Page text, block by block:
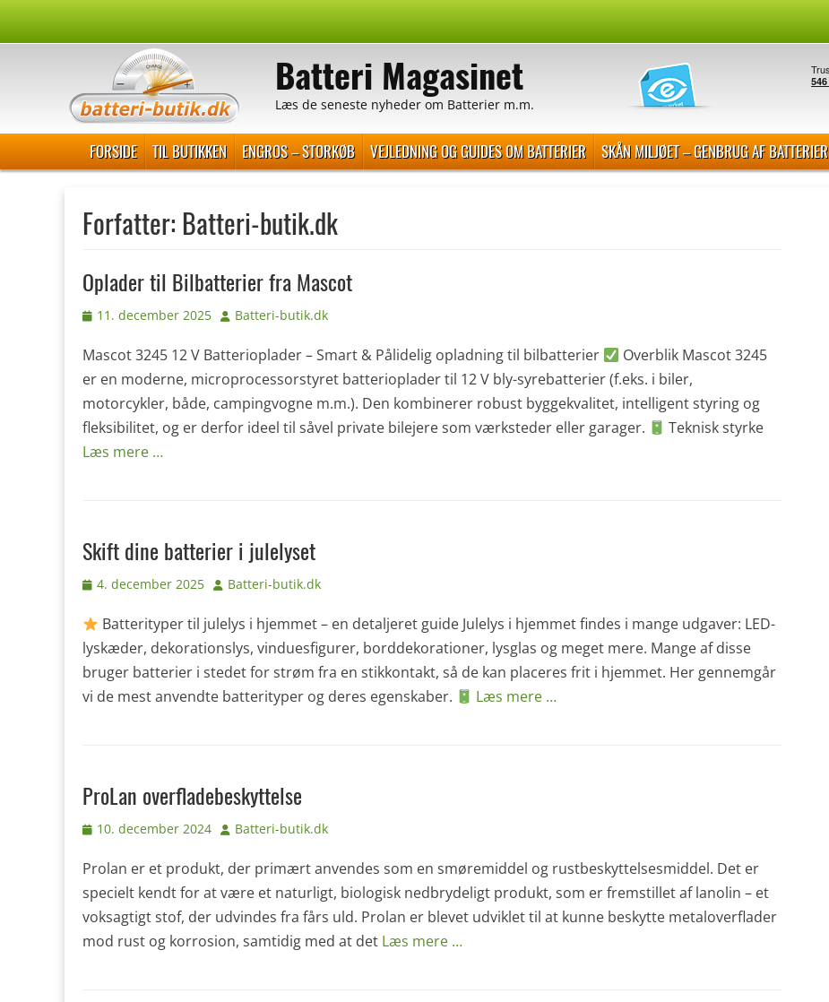
Batteri Magasinet
Læs de seneste nyheder om Batterier m.m.
Primær Menu
FORSIDE TIL BUTIKKEN ENGROS – STORKØB VEJLEDNING OG GUIDES OM BATTERIER SKÅN MILJØET – GENBRUG AF BATTERIER
Forfatter: Batteri-butik.dk
Oplader til Bilbatterier fra Mascot
Udgivet
11. december 2025 Forfatter
Batteri-butik.dk
Mascot 3245 12 V Batterioplader – Smart & Pålidelig opladning til bilbatterier
Overblik Mascot 3245
er en moderne, microprocessorstyret batterioplader til 12 V bly-syrebatterier (f.eks. i biler,
motorcykler, både, campingvogne m.m.). Den kombinerer robust byggekvalitet, intelligent styring og
fleksibilitet, og er derfor ideel til såvel private bilejere som værksteder eller garager.
Teknisk styrke
Læs mere …
Skift dine batterier i julelyset
Udgivet
4. december 2025 Forfatter
Batteri-butik.dk
Batterityper til julelys i hjemmet – en detaljeret guide Julelys i hjemmet findes i mange udgaver: LED-
lyskæder, dekorationslys, vinduesfigurer, borddekorationer, lysglas og meget mere. Mange af disse
bruger batterier i stedet for strøm fra en stikkontakt, så de kan placeres frit i hjemmet. Her gennemgår
vi de mest anvendte batterityper og deres egenskaber.
Læs mere …
ProLan overfladebeskyttelse
Udgivet
10. december 2024 Forfatter
Batteri-butik.dk
Prolan er et produkt, der primært anvendes som en smøremiddel og rustbeskyttelsesmiddel. Det er
specielt kendt for at være et naturligt, biologisk nedbrydeligt produkt, som er fremstillet af lanolin – et
voksagtigt stof, der udvindes fra fårs uld. Prolan er blevet udviklet til at kunne beskytte metaloverflader
mod rust og korrosion, samtidig med at det Læs mere …